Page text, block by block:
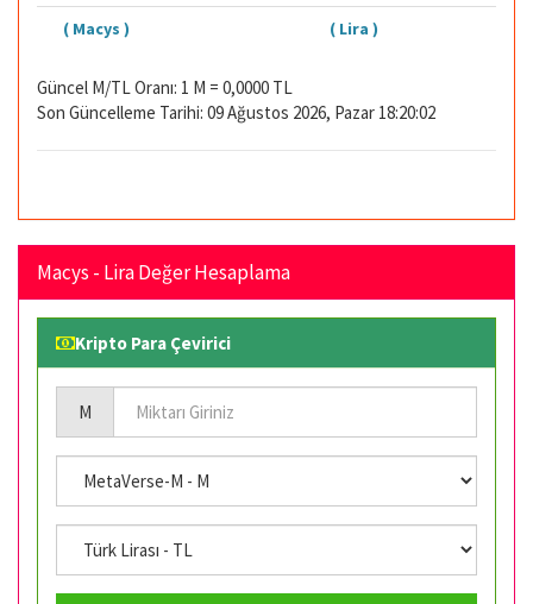
( Macys ) ( Lira )
Güncel M/TL Oranı: 1 M = 0,0000 TL
Son Güncelleme Tarihi: 09 Ağustos 2026, Pazar 18:20:02
Macys - Lira Değer Hesaplama
Kripto Para Çevirici
M